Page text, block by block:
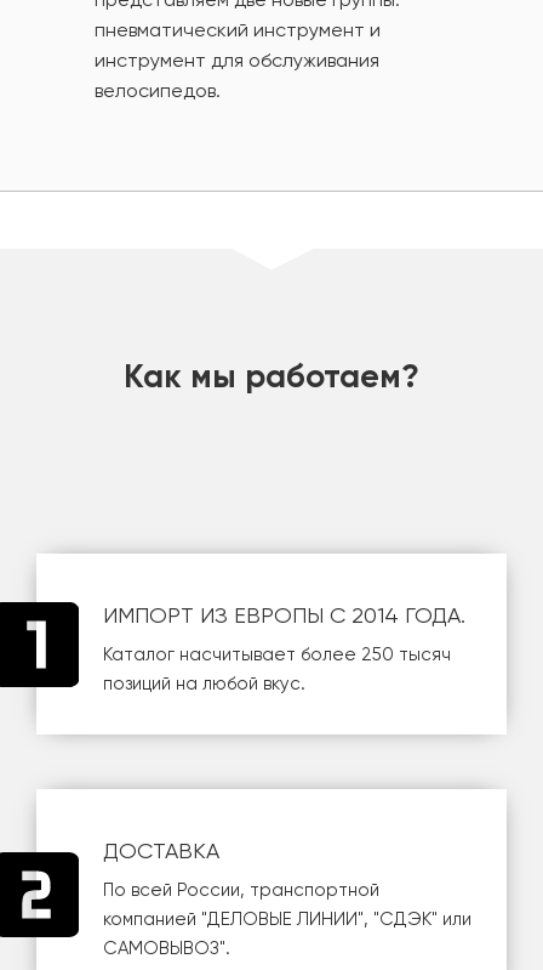
пневматический инструмент и
инструмент для обслуживания
велосипедов.
Как мы работаем?
ИМПОРТ ИЗ ЕВРОПЫ С 2014 ГОДА.
Каталог насчитывает более 250 тысяч
позиций на любой вкус.
ДОСТАВКА
По всей России, транспортной
компанией "ДЕЛОВЫЕ ЛИНИИ", "СДЭК" или
САМОВЫВОЗ".